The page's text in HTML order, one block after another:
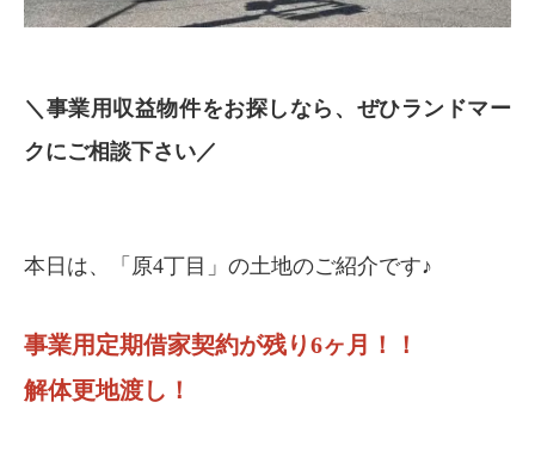
＼事業用収益物件をお探しなら、ぜひランドマー
クにご相談下さい／
本日は、「原4丁目」の土地のご紹介です♪
事業用定期借家契約が残り6ヶ月！！
解体更地渡し！